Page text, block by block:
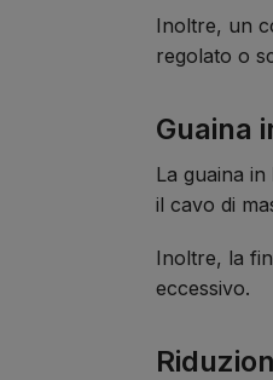
Inoltre, un
regolato o
Guaina
La guaina in
il cavo di
Inoltre, la
eccessivo.